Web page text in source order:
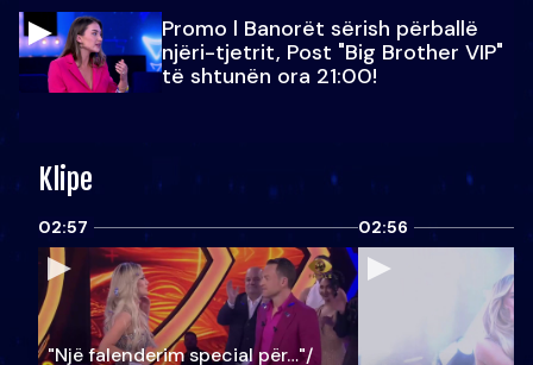
Promo l Banorët sërish përballë
njëri-tjetrit, Post "Big Brother VIP"
të shtunën ora 21:00!
Klipe
02:57
"Një falenderim special për…"/
02:56